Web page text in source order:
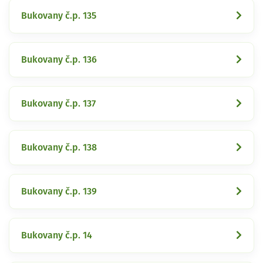
Bukovany č.p. 135
Bukovany č.p. 136
Bukovany č.p. 137
Bukovany č.p. 138
Bukovany č.p. 139
Bukovany č.p. 14